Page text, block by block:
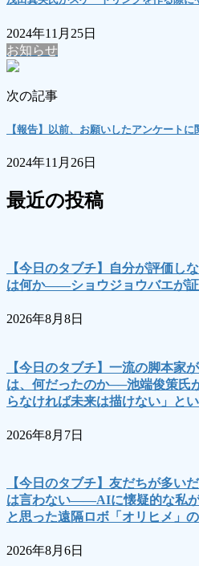
2024年11月25日
お知らせ
次の記事
【報告】以前、お願いしたアンケートに
2024年11月26日
最近の投稿
【今日のタブチ】自分が評価し
は何か――ショウジョウバエが証
2026年8月8日
【今日のタブチ】一流の脚本家
は、何だったのか──池端俊策氏
らなければ未来は描けない」と
2026年8月7日
【今日のタブチ】友だちが多い
は言わない――AIに懐疑的な私が
と思った遠隔ロボ「オリヒメ」
2026年8月6日